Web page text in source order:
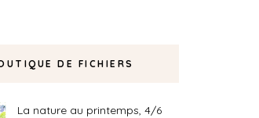
DE FICHIERS
La nature au printemps, 4/6